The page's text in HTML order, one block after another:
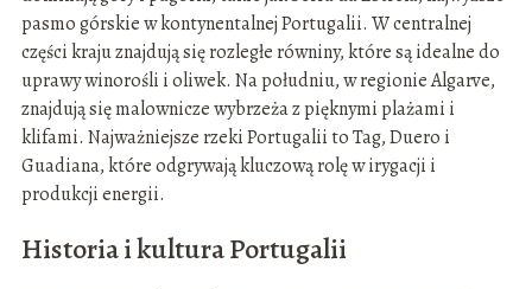
pasmo górskie w kontynentalnej Portugalii. W centralnej
części kraju znajdują się rozległe równiny, które są idealne do
uprawy winorośli i oliwek. Na południu, w regionie Algarve,
znajdują się malownicze wybrzeża z pięknymi plażami i
klifami. Najważniejsze rzeki Portugalii to Tag, Duero i
Guadiana, które odgrywają kluczową rolę w irygacji i
produkcji energii.
Historia i kultura Portugalii